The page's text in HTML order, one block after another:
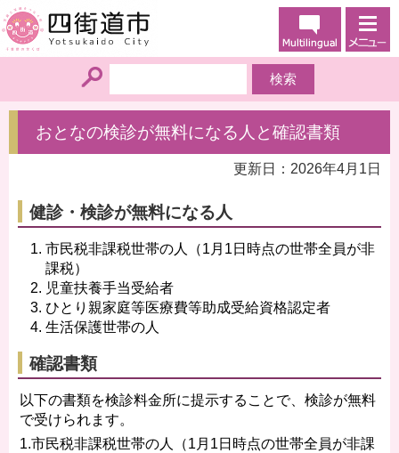
おとなの検診が無料になる人と確認書類
更新日：2026年4月1日
健診・検診が無料になる人
市民税非課税世帯の人（1月1日時点の世帯全員が非
課税）
児童扶養手当受給者
ひとり親家庭等医療費等助成受給資格認定者
生活保護世帯の人
確認書類
以下の書類を検診料金所に提示することで、検診が無料
で受けられます。
1.市民税非課税世帯の人（1月1日時点の世帯全員が非課